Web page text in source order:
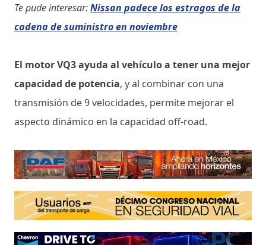
Te pude interesar:Nissan padece los estragos de la
cadena de suministro en noviembre
El motor VQ3 ayuda al vehículo a tener una mejor
capacidad de potencia, y al combinar con una
transmisión de 9 velocidades, permite mejorar el
aspecto dinámico en la capacidad off-road.